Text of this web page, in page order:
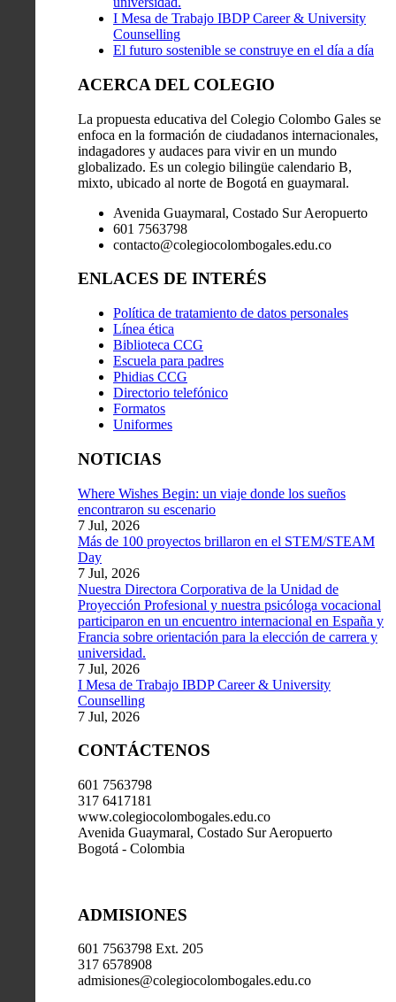
I Mesa de Trabajo IBDP Career & University
Counselling
El futuro sostenible se construye en el día a día
ACERCA DEL COLEGIO
La propuesta educativa del Colegio Colombo Gales se
enfoca en la formación de ciudadanos internacionales,
indagadores y audaces para vivir en un mundo
globalizado. Es un colegio bilingüe calendario B,
mixto, ubicado al norte de Bogotá en guaymaral.
Avenida Guaymaral, Costado Sur Aeropuerto
601 7563798
contacto@colegiocolombogales.edu.co
ENLACES DE INTERÉS
Política de tratamiento de datos personales
Línea ética
Biblioteca CCG
Escuela para padres
Phidias CCG
Directorio telefónico
Formatos
Uniformes
NOTICIAS
Where Wishes Begin: un viaje donde los sueños
encontraron su escenario
7 Jul, 2026
Más de 100 proyectos brillaron en el STEM/STEAM
Day
7 Jul, 2026
Nuestra Directora Corporativa de la Unidad de
Proyección Profesional y nuestra psicóloga vocacional
participaron en un encuentro internacional en España y
Francia sobre orientación para la elección de carrera y
universidad.
7 Jul, 2026
I Mesa de Trabajo IBDP Career & University
Counselling
7 Jul, 2026
CONTÁCTENOS
601 7563798
317 6417181
www.colegiocolombogales.edu.co
Avenida Guaymaral, Costado Sur Aeropuerto
Bogotá - Colombia
ADMISIONES
601 7563798 Ext. 205
317 6578908
admisiones@colegiocolombogales.edu.co